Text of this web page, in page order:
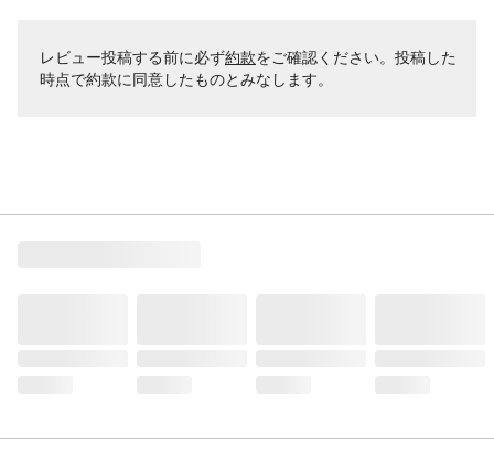
レビュー投稿する前に必ず約款をご確認ください。投稿した
時点で約款に同意したものとみなします。